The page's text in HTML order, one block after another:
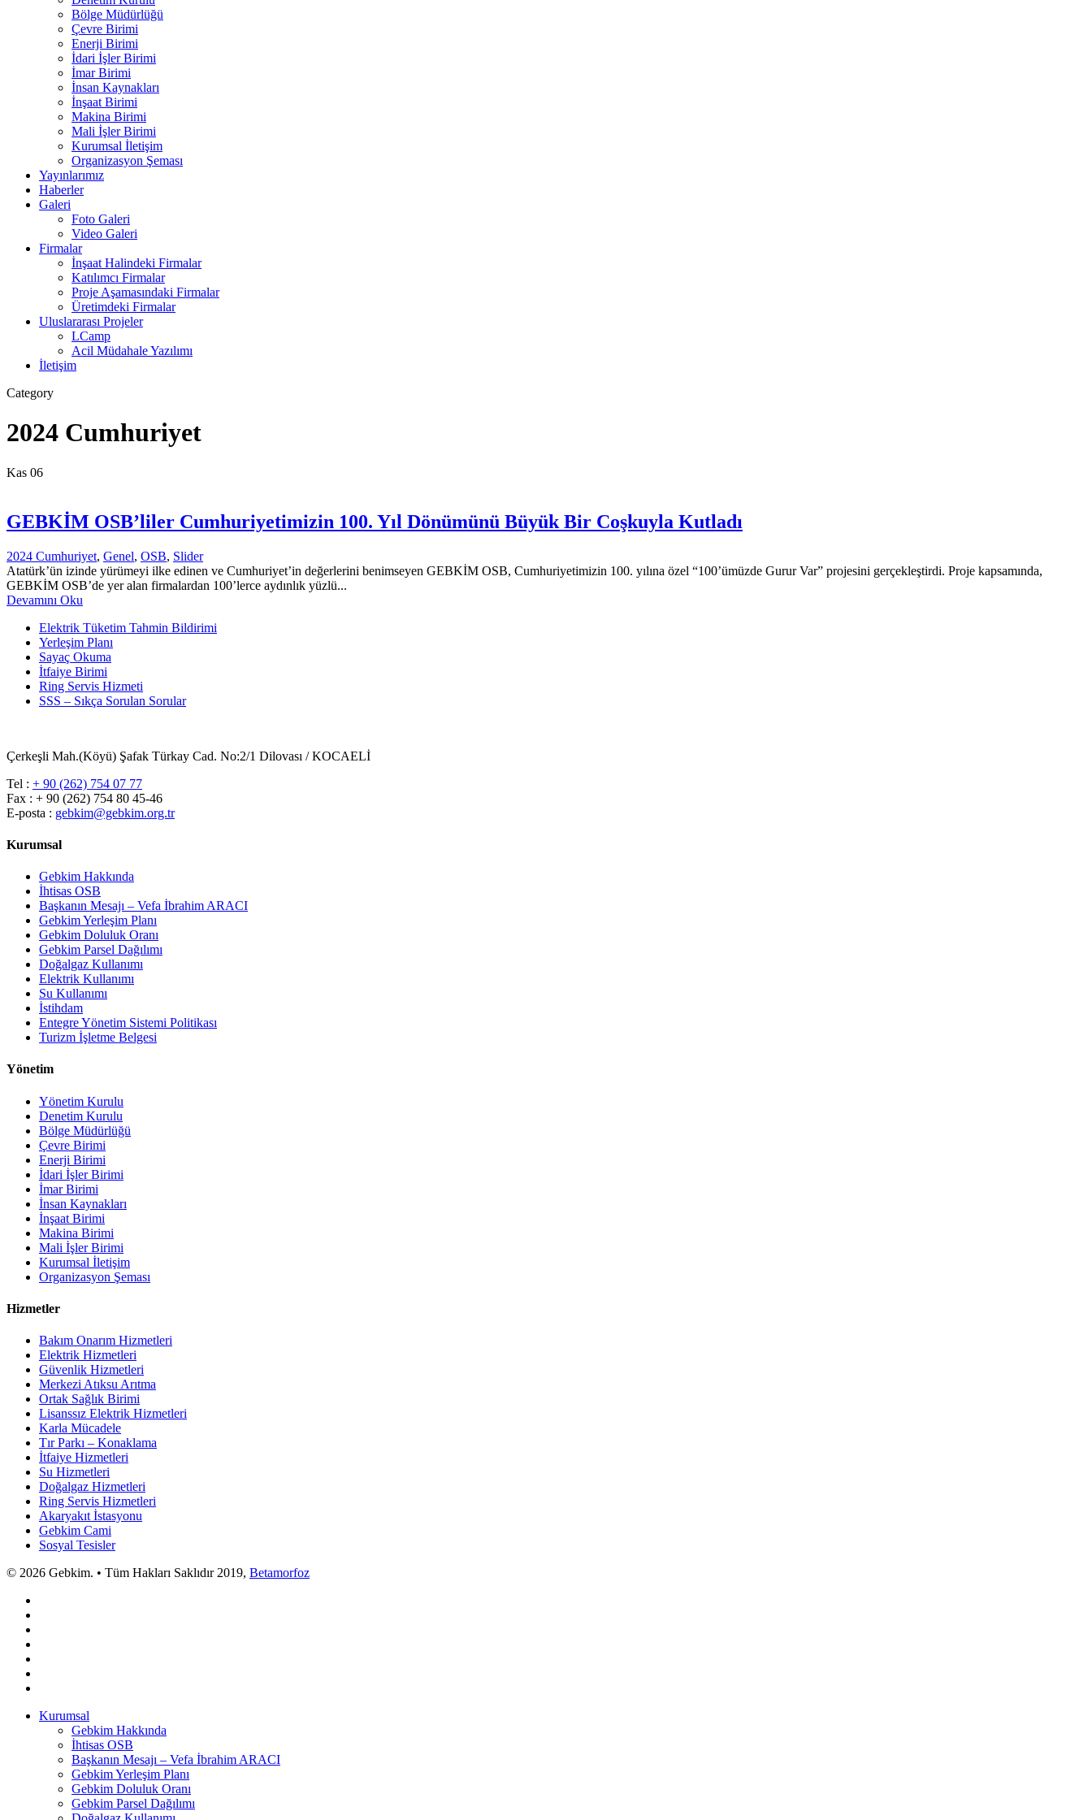
Bölge Müdürlüğü
Çevre Birimi
Enerji Birimi
İdari İşler Birimi
İmar Birimi
İnsan Kaynakları
İnşaat Birimi
Makina Birimi
Mali İşler Birimi
Kurumsal İletişim
Organizasyon Şeması
Yayınlarımız
Haberler
Galeri
Foto Galeri
Video Galeri
Firmalar
İnşaat Halindeki Firmalar
Katılımcı Firmalar
Proje Aşamasındaki Firmalar
Üretimdeki Firmalar
Uluslararası Projeler
LCamp
Acil Müdahale Yazılımı
İletişim
Category
2024 Cumhuriyet
Kas 06
GEBKİM OSB’liler Cumhuriyetimizin 100. Yıl Dönümünü Büyük Bir Coşkuyla Kutladı
2024 Cumhuriyet, Genel, OSB, Slider
Atatürk’ün izinde yürümeyi ilke edinen ve Cumhuriyet’in değerlerini benimseyen GEBKİM OSB, Cumhuriyetimizin 100. yılına özel “100’ümüzde Gurur Var” projesini gerçekleştirdi. Proje kapsamında,
GEBKİM OSB’de yer alan firmalardan 100’lerce aydınlık yüzlü...
Devamını Oku
Elektrik Tüketim Tahmin Bildirimi
Yerleşim Planı
Sayaç Okuma
İtfaiye Birimi
Ring Servis Hizmeti
SSS – Sıkça Sorulan Sorular
Çerkeşli Mah.(Köyü) Şafak Türkay Cad. No:2/1 Dilovası / KOCAELİ
Tel : + 90 (262) 754 07 77
Fax : + 90 (262) 754 80 45-46
E-posta : gebkim@gebkim.org.tr
Kurumsal
Gebkim Hakkında
İhtisas OSB
Başkanın Mesajı – Vefa İbrahim ARACI
Gebkim Yerleşim Planı
Gebkim Doluluk Oranı
Gebkim Parsel Dağılımı
Doğalgaz Kullanımı
Elektrik Kullanımı
Su Kullanımı
İstihdam
Entegre Yönetim Sistemi Politikası
Turizm İşletme Belgesi
Yönetim
Yönetim Kurulu
Denetim Kurulu
Bölge Müdürlüğü
Çevre Birimi
Enerji Birimi
İdari İşler Birimi
İmar Birimi
İnsan Kaynakları
İnşaat Birimi
Makina Birimi
Mali İşler Birimi
Kurumsal İletişim
Organizasyon Şeması
Hizmetler
Bakım Onarım Hizmetleri
Elektrik Hizmetleri
Güvenlik Hizmetleri
Merkezi Atıksu Arıtma
Ortak Sağlık Birimi
Lisanssız Elektrik Hizmetleri
Karla Mücadele
Tır Parkı – Konaklama
İtfaiye Hizmetleri
Su Hizmetleri
Doğalgaz Hizmetleri
Ring Servis Hizmetleri
Akaryakıt İstasyonu
Gebkim Cami
Sosyal Tesisler
© 2026 Gebkim. • Tüm Hakları Saklıdır 2019, Betamorfoz
Kurumsal
Gebkim Hakkında
İhtisas OSB
Başkanın Mesajı – Vefa İbrahim ARACI
Gebkim Yerleşim Planı
Gebkim Doluluk Oranı
Gebkim Parsel Dağılımı